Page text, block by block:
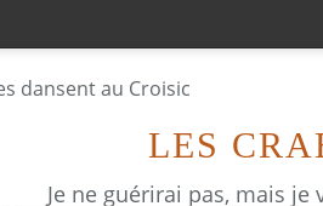
LES
Je ne guérirai pas, mais je